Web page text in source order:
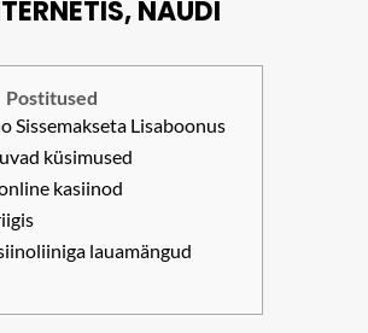
NAUDI
Postitused
Sissemakseta Lisaboonus
küsimused
kasiinod
lauamängud